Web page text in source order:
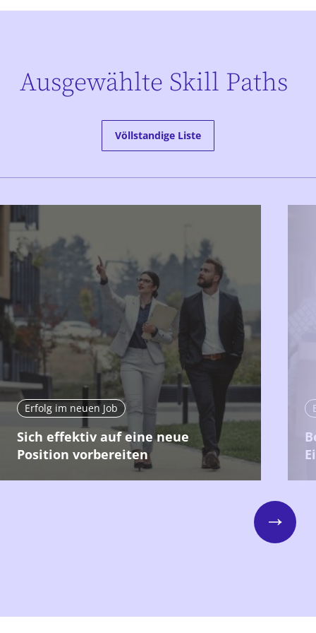
Ausgewählte Skill Paths
Völlstandige Liste
Erfolg im neuen Job
Sich effektiv auf eine neue
Position vorbereiten
Next